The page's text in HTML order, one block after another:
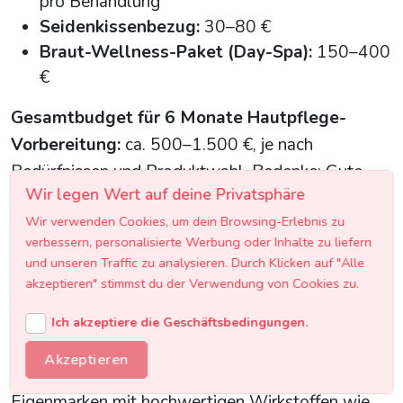
Seidenkissenbezug: 30–80 €
Braut-Wellness-Paket (Day-Spa): 150–400
€
Gesamtbudget für 6 Monate Hautpflege-
Vorbereitung: ca. 500–1.500 €, je nach
Bedürfnissen und Produktwahl. Bedenke: Gute
Hautpflege ist eine Investition, die sich weit über
den Hochzeitstag hinaus auszahlt. Viele
österreichische Kosmetikinstitute bieten spezielle
Braut-Pakete an, die mehrere Behandlungen zu
einem vergünstigten Gesamtpreis bündeln.
Spartipp:Apotheken und Drogeriemärkte wie dm
und BIPA führen mittlerweile exzellente
Wir legen Wert auf deine Privatsphäre
Wir verwenden Cookies, um dein Browsing-Erlebnis zu
verbessern, personalisierte Werbung oder Inhalte zu liefern
und unseren Traffic zu analysieren. Durch Klicken auf "Alle
akzeptieren" stimmst du der Verwendung von Cookies zu.
Ich akzeptiere die Geschäftsbedingungen.
Akzeptieren